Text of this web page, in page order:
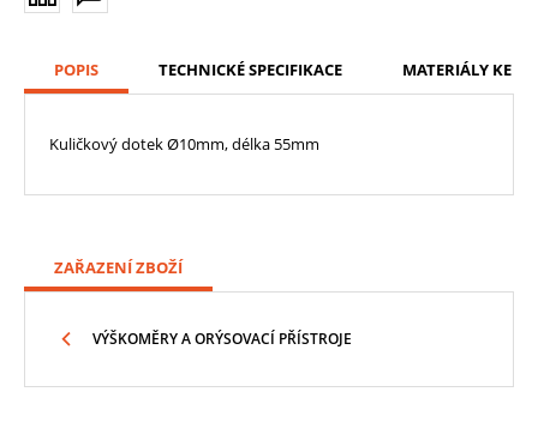
POPIS TECHNICKÉ SPECIFIKACE MATERIÁLY KE
Kuličkový dotek Ø10mm, délka 55mm
ZAŘAZENÍ ZBOŽÍ
VÝŠKOMĚRY A ORÝSOVACÍ PŘÍSTROJE